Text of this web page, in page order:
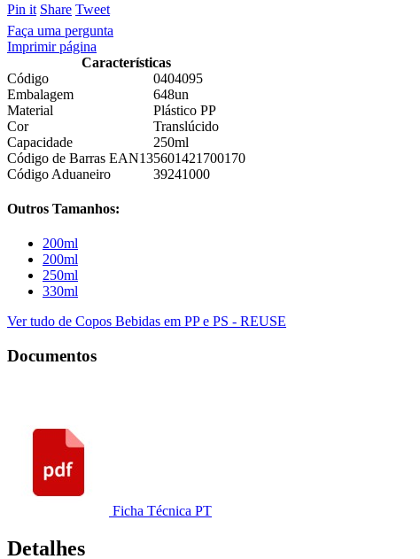
Pin it Share Tweet
Faça uma pergunta
Imprimir página
Características
Código
0404095
Embalagem
648un
Material
Plástico PP
Cor
Translúcido
Capacidade
250ml
Código de Barras EAN135601421700170
Código Aduaneiro
39241000
Outros Tamanhos:
200ml
200ml
250ml
330ml
Ver tudo de Copos Bebidas em PP e PS - REUSE
Documentos
Ficha Técnica PT
Detalhes